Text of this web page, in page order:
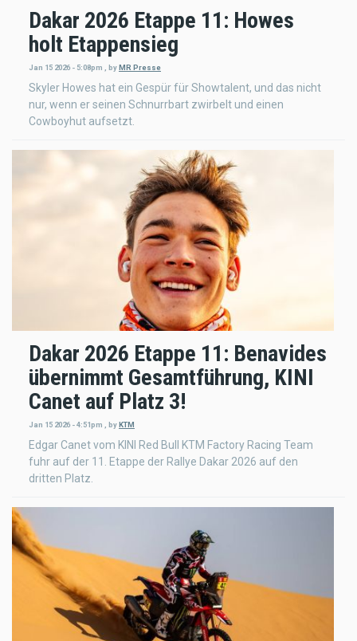
Dakar 2026 Etappe 11: Howes
holt Etappensieg
Jan 15 2026 - 5:08pm byMR Presse
Skyler Howes hat ein Gespür für Showtalent, und das nicht
nur, wenn er seinen Schnurrbart zwirbelt und einen
Cowboyhut aufsetzt.
Dakar 2026 Etappe 11: Benavides
übernimmt Gesamtführung, KINI
Canet auf Platz 3!
Jan 15 2026 - 4:51pm , byKTM
Edgar Canet vom KINI Red Bull KTM Factory Racing Team
fuhr auf der 11. Etappe der Rallye Dakar 2026 auf den
dritten Platz.